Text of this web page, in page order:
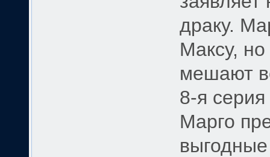
драку.
Максу,
мешают
8-я серия
Марго